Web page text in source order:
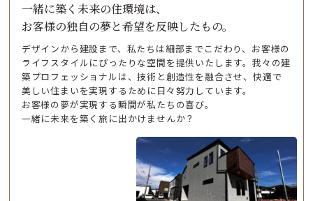
一緒に築く未来の住環境は、
お客様の独自の夢と希望を反映したもの。
デザインから建設まで、私たちは細部までこだわり、お客様の
ライフスタイルにぴったりな空間を提供いたします。我々の建
築プロフェッショナルは、技術と創造性を融合させ、快適で
美しい住まいを実現するために日々努力しています。
お客様の夢が実現する瞬間が私たちの喜び。
一緒に未来を築く旅に出かけませんか？